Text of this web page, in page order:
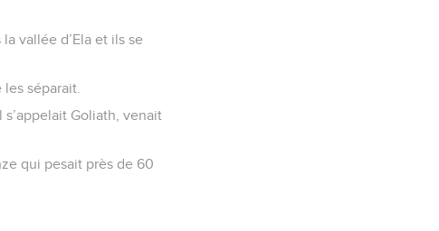
vallée d’Ela et ils se
séparait.
Goliath, venait
qui pesait près de 60